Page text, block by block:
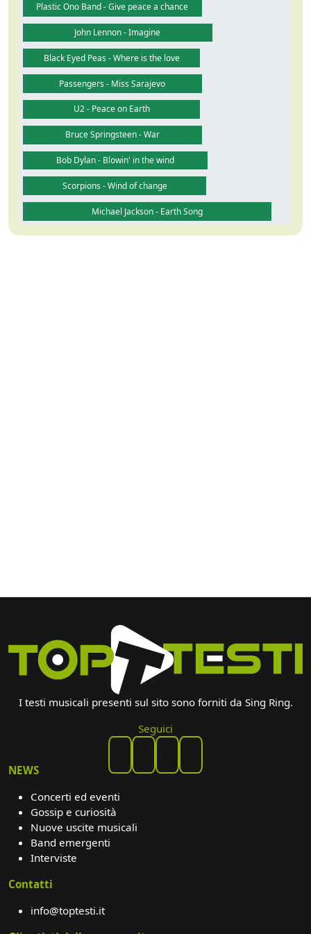
Plastic Ono Band - Give peace a chance
John Lennon - Imagine
Black Eyed Peas - Where is the love
Passengers - Miss Sarajevo
U2 - Peace on Earth
Bruce Springsteen - War
Bob Dylan - Blowin' in the wind
Scorpions - Wind of change
Michael Jackson - Earth Song
I testi musicali presenti sul sito sono forniti da Sing Ring.
Seguici
NEWS
Concerti ed eventi
Gossip e curiosità
Nuove uscite musicali
Band emergenti
Interviste
Contatti
info@toptesti.it